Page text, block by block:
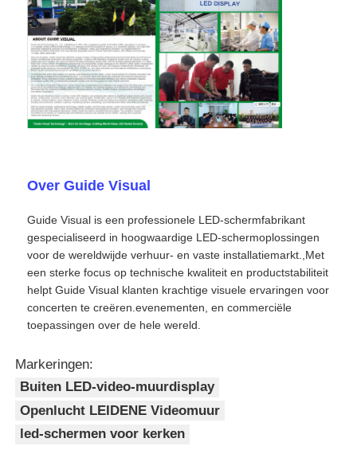
Over Guide Visual
Guide Visual is een professionele LED-schermfabrikant
gespecialiseerd in hoogwaardige LED-schermoplossingen
voor de wereldwijde verhuur- en vaste installatiemarkt.,Met
een sterke focus op technische kwaliteit en productstabiliteit
helpt Guide Visual klanten krachtige visuele ervaringen voor
concerten te creëren.evenementen, en commerciële
toepassingen over de hele wereld.
Markeringen:
Buiten LED-video-muurdisplay
Openlucht LEIDENE Videomuur
led-schermen voor kerken